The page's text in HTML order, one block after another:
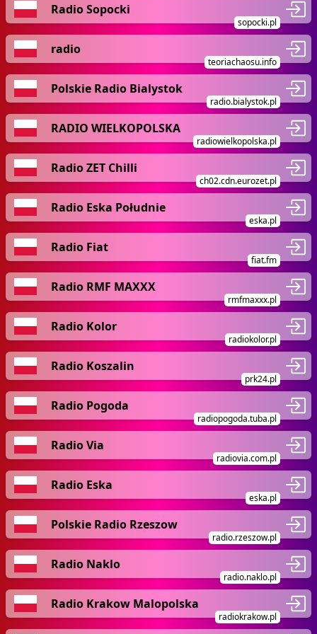
Radio Sopocki
sopocki.pl
radio
teoriachaosu.info
Polskie Radio Bialystok
radio.bialystok.pl
RADIO WIELKOPOLSKA
radiowielkopolska.pl
Radio ZET Chilli
ch02.cdn.eurozet.pl
Radio Eska Południe
eska.pl
Radio Fiat
fiat.fm
Radio RMF MAXXX
rmfmaxxx.pl
Radio Kolor
radiokolor.pl
Radio Koszalin
prk24.pl
Radio Pogoda
radiopogoda.tuba.pl
Radio Via
radiovia.com.pl
Radio Eska
eska.pl
Polskie Radio Rzeszow
radio.rzeszow.pl
Radio Naklo
radio.naklo.pl
Radio Krakow Malopolska
radiokrakow.pl